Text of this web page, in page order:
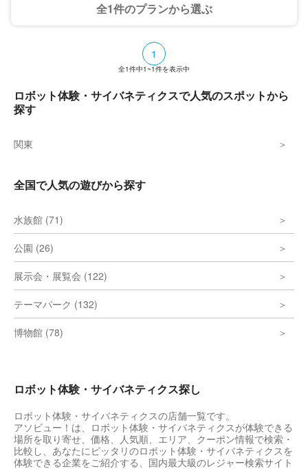
全1件のプランから選ぶ
1
全1件中1~1件を表示中
ロボット体験・サイバネティクスで人気のスポットから
探す
関東
全国で人気の遊びから探す
水族館 (71)
公園 (26)
展示会・展覧会 (122)
テーマパーク (132)
博物館 (78)
ロボット体験・サイバネティクス探し
ロボット体験・サイバネティクスの店舗一覧です。
アソビュー！は、ロボット体験・サイバネティクスが体験できる
場所を取り寄せ、価格、人気順、エリア、クーポン情報で検索・
比較し、あなたにピッタリのロボット体験・サイバネティクスを
体験できる企業をご紹介する、国内最大級のレジャー検索サイト